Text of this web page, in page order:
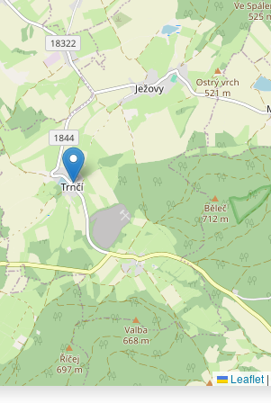
Leaflet |